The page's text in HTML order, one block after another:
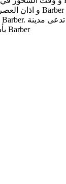
Barber بأسماء مختلفة مثل Barber